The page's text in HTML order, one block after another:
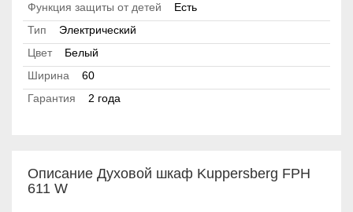
Функция защиты от детей
Есть
Тип
Электрический
Цвет
Белый
Ширина
60
Гарантия
2 года
Описание Духовой шкаф Kuppersberg FPH
611 W